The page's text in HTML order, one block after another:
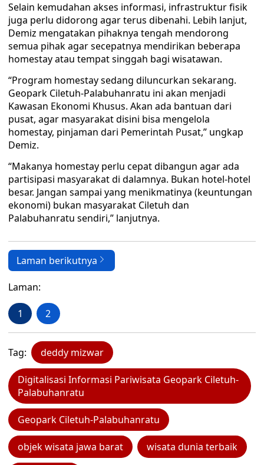
Selain kemudahan akses informasi, infrastruktur fisik
juga perlu didorong agar terus dibenahi. Lebih lanjut,
Demiz mengatakan pihaknya tengah mendorong
semua pihak agar secepatnya mendirikan beberapa
homestay atau tempat singgah bagi wisatawan.
“Program homestay sedang diluncurkan sekarang.
Geopark Ciletuh-Palabuhanratu ini akan menjadi
Kawasan Ekonomi Khusus. Akan ada bantuan dari
pusat, agar masyarakat disini bisa mengelola
homestay, pinjaman dari Pemerintah Pusat,” ungkap
Demiz.
“Makanya homestay perlu cepat dibangun agar ada
partisipasi masyarakat di dalamnya. Bukan hotel-hotel
besar. Jangan sampai yang menikmatinya (keuntungan
ekonomi) bukan masyarakat Ciletuh dan
Palabuhanratu sendiri,” lanjutnya.
Laman berikutnya
Laman:
1 2
Tag: deddy mizwar
Digitalisasi Informasi Pariwisata Geopark Ciletuh-
Palabuhanratu
Geopark Ciletuh-Palabuhanratu
objek wisata jawa barat wisata dunia terbaik